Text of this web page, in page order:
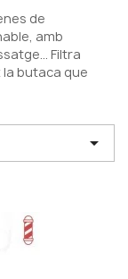
de
amb
Filtra
butaca que
